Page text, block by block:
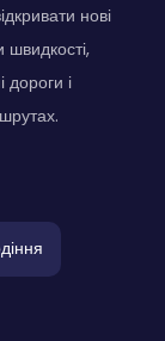
нові
дороги і